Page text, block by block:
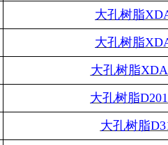
大孔树脂
大孔树脂
大孔树脂
大孔树脂
大孔树脂